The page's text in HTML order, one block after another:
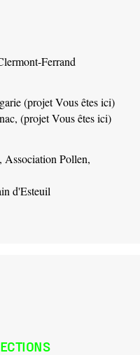
Ferrand
(projet Vous êtes ici)
(projet Vous êtes ici)
Association Pollen,
d'Esteuil